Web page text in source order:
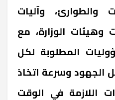
والطوارئ، وآليات
الوزارة، مع
المطلوبة لكل
الجهود وسرعة اتخاذ
اللازمة في الوقت